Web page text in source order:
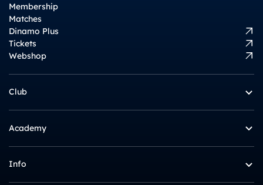
Membership
Matches
Dinamo Plus
Tickets
Webshop
Club
Academy
Info